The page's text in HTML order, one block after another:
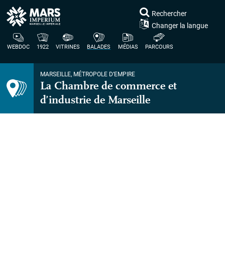
WEBDOC 1922 VITRINES BALADES MÉDIAS PARCOURS
Rechercher
Changer la langue
MARSEILLE, MÉTROPOLE D’EMPIRE
La Chambre de commerce et
d’industrie de Marseille